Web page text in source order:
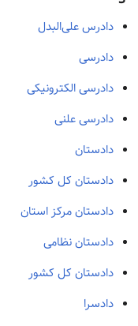
دادرس علی‌البدل
دادرسی
دادرسی الکترونیکی
دادرسی علنی
دادستان
دادستان كل كشور
دادستان مرکز استان
دادستان نظامی
دادستان کل کشور
دادسرا